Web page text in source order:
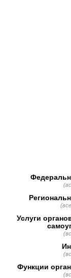
Услуги
Функции